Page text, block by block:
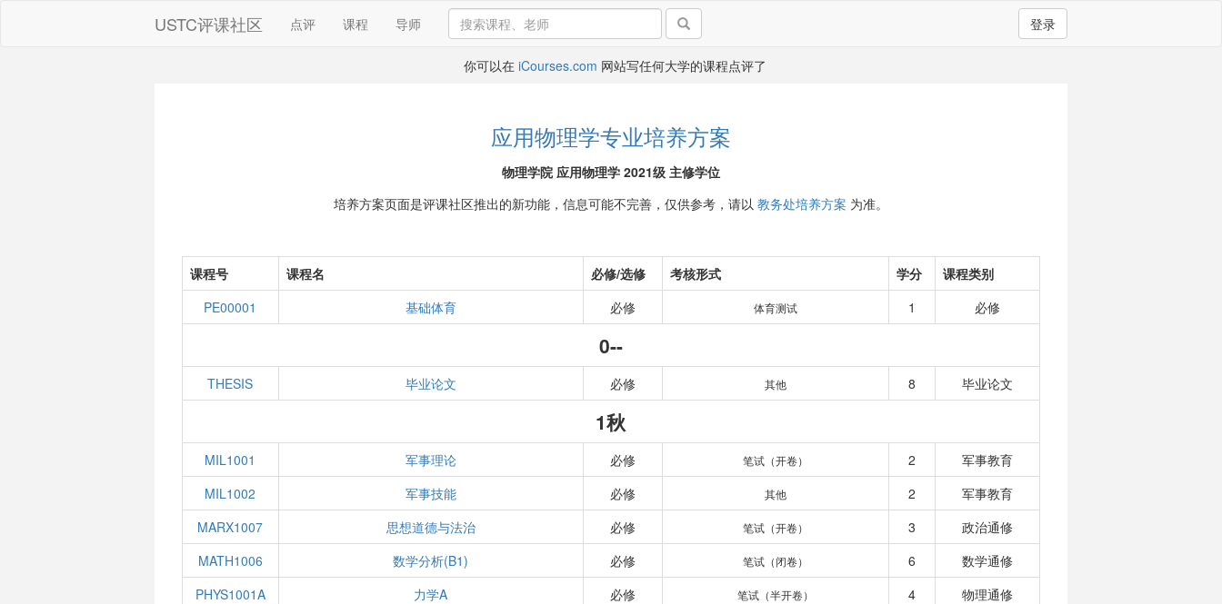
USTC评课社区 点评 课程 导师 登录
你可以在 iCourses.com 网站写任何大学的课程点评了
应用物理学专业培养方案
物理学院 应用物理学 2021级 主修学位
培养方案页面是评课社区推出的新功能，信息可能不完善，仅供参考，请以 教务处培养方案 为准。
课程号 课程名 必修/选修 考核形式 学分
课程类别
PE00001
基础体育 必修 体育测试 1 必修
0--
THESIS 毕业论文 必修 其他 8 毕业论文
1秋
MIL1001 军事理论 必修 笔试（开卷） 2
军事教育
MIL1002
军事技能 必修 其他 2
军事教育
MARX1007
思想道德与法治 必修 笔试（开卷） 3
政治通修
MATH1006
数学分析(B1) 必修 笔试（闭卷） 6
数学通修
PHYS1001A
力学A 必修 笔试（半开卷） 4
物理通修